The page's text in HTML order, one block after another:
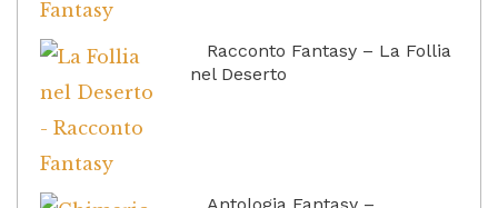
Racconto Fantasy – La Follia
nel Deserto